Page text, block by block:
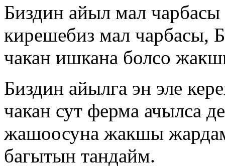
Биздин айыл мал чарбасы
кирешебиз мал чарбасы,
чакан ишкана болсо
Биздин айылга эн эле
чакан сут ферма ачылса
жашоосуна жакшы
багытын тандайм.